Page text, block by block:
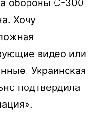
обороны С-300
Хочу
видео или
Украинская
подтвердила